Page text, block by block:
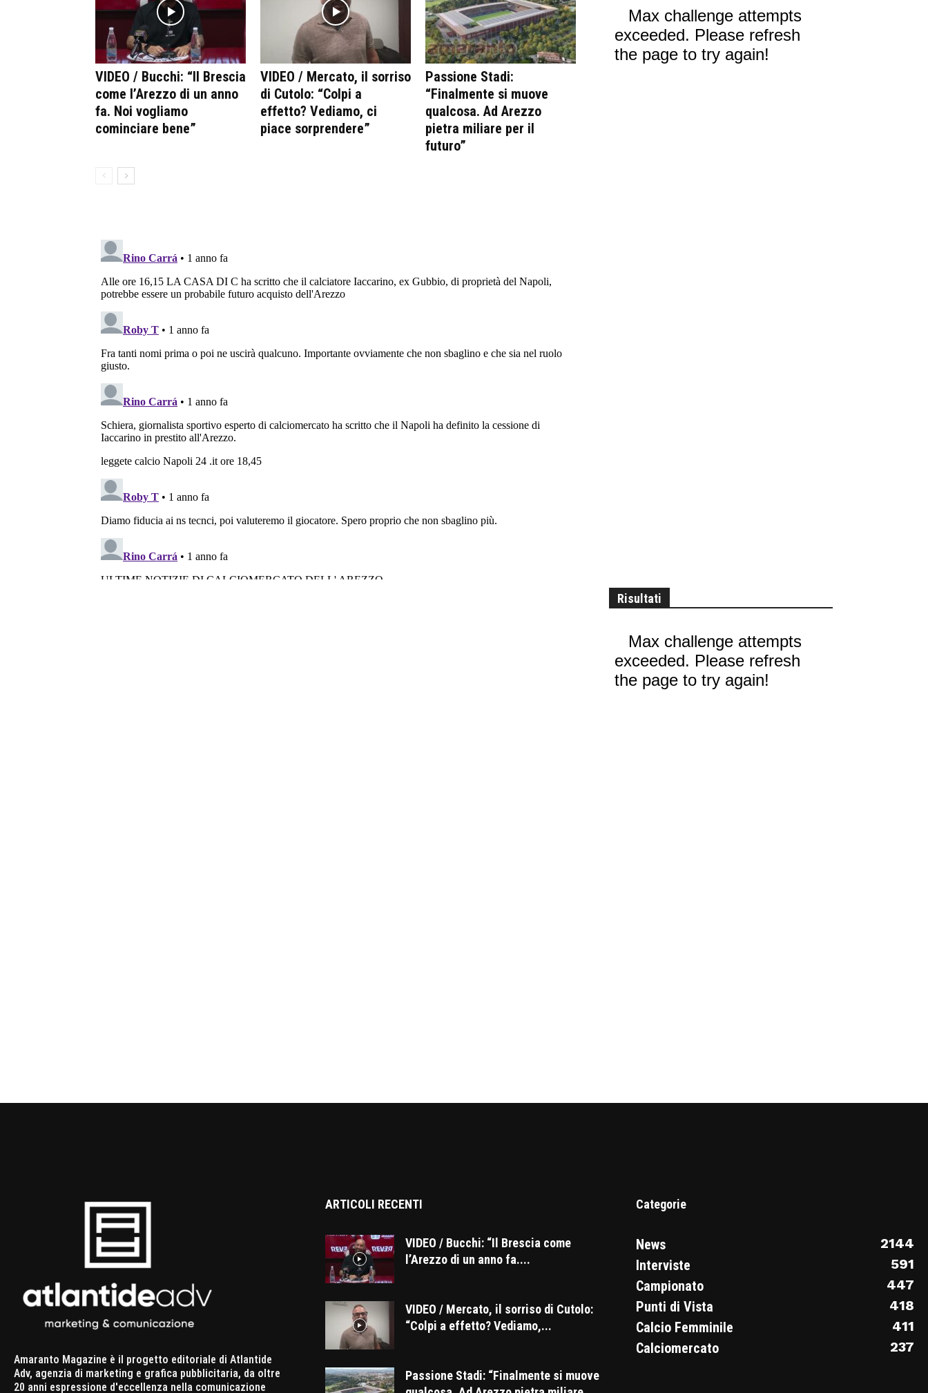
VIDEO / Bucchi: “Il Brescia
come l’Arezzo di un anno
fa. Noi vogliamo
cominciare bene”
VIDEO / Mercato, il sorriso
di Cutolo: “Colpi a
effetto? Vediamo, ci
piace sorprendere”
Passione Stadi:
“Finalmente si muove
qualcosa. Ad Arezzo
pietra miliare per il
futuro”
Risultati
Amaranto Magazine è il progetto editoriale di Atlantide
Adv, agenzia di marketing e grafica pubblicitaria, da oltre
20 anni espressione d'eccellenza nella comunicazione
ARTICOLI RECENTI
VIDEO / Bucchi: “Il Brescia come
l’Arezzo di un anno fa....
VIDEO / Mercato, il sorriso di Cutolo:
“Colpi a effetto? Vediamo,...
Passione Stadi: “Finalmente si muove
Categorie
News
2144
Interviste
591
Campionato
447
Punti di Vista
418
Calcio Femminile
411
Calciomercato
237